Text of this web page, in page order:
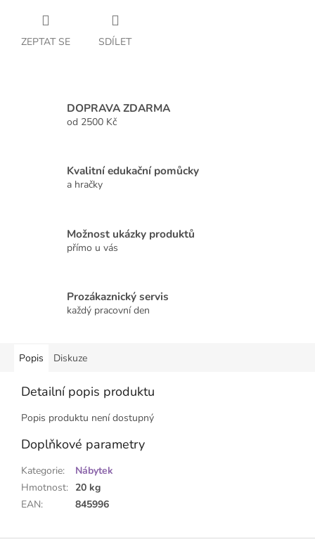
ZEPTAT SE SDÍLET
DOPRAVA ZDARMA
od 2500 Kč
Kvalitní edukační pomůcky
a hračky
Možnost ukázky produktů
přímo u vás
Prozákaznický servis
každý pracovní den
Popis Diskuze
Detailní popis produktu
Popis produktu není dostupný
Doplňkové parametry
Kategorie:
Nábytek
Hmotnost: 20 kg
EAN: 845996
Z